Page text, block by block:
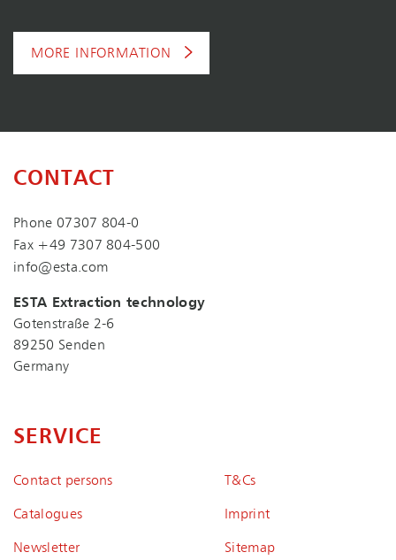
MORE INFORMATION
CONTACT
Phone 07307 804-0
Fax +49 7307 804-500
info@esta.com
ESTA Extraction technology
Gotenstraße 2-6
89250 Senden
Germany
SERVICE
Contact persons
Catalogues
Newsletter
T&Cs
Imprint
Sitemap